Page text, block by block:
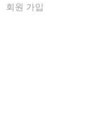
회원 가입